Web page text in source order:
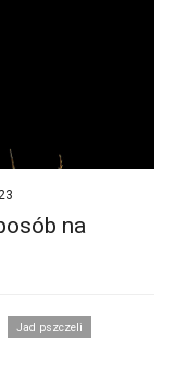
na
Jad pszczeli